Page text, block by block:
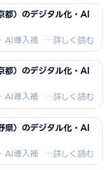
の申請方
報を2026
機器
工向けDX
都）のデジタル化・AI
AI導入補
金・もの
の申請方
報を2026
・映像
向けDX補
都）のデジタル化・AI
AI導入補
金・もの
の申請方
報を2026
機器
向けDX補
県）のデジタル化・AI
AI導入補
金・もの